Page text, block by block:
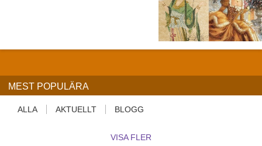
MEST POPULÄRA
ALLA AKTUELLT BLOGG
VISA FLER